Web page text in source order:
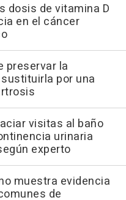
dosis de vitamina D
en el cáncer
preservar la
por una
visitas al baño
urinaria
experto
muestra evidencia
de